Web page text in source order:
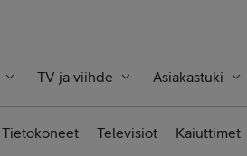
TV ja viihde Asiakastuki
Tietokoneet Televisiot Kaiuttimet